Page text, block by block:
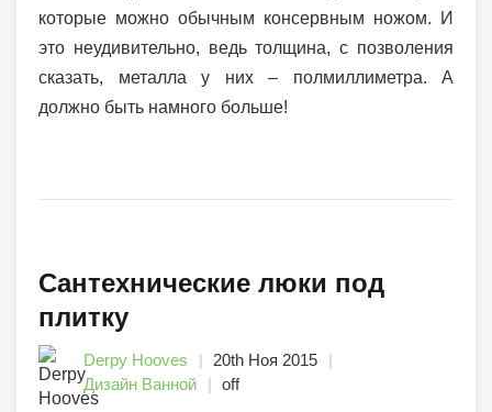
которые можно обычным консервным ножом. И
это неудивительно, ведь толщина, с позволения
сказать, металла у них – полмиллиметра. А
должно быть намного больше!
Сантехнические люки под
плитку
Derpy Hooves
20th Ноя 2015
Дизайн Ванной
off